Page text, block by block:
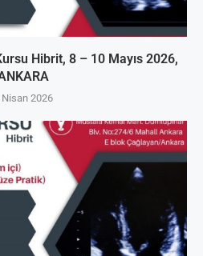
Hibrit, 8 – 10 Mayıs 2026,
Nisan 2026